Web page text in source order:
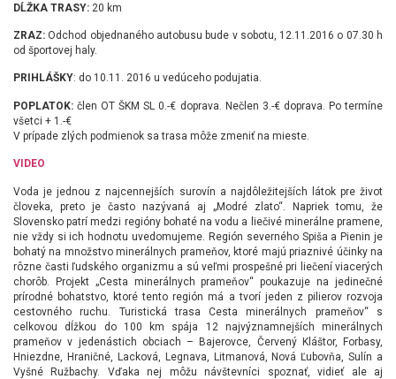
DĹŽKA TRASY: 20 km
ZRAZ: Odchod objednaného autobusu bude v sobotu, 12.11.2016 o 07.30 h
od športovej haly.
PRIHLÁŠKY: do 10.11. 2016 u vedúceho podujatia.
POPLATOK: člen OT ŠKM SL 0.-€ doprava. Nečlen 3.-€ doprava. Po termíne
všetci + 1.-€
V prípade zlých podmienok sa trasa môže zmeniť na mieste.
VIDEO
Voda je jednou z najcennejších surovín a najdôležitejších látok pre život
človeka, preto je často nazývaná aj „Modré zlato“. Napriek tomu, že
Slovensko patrí medzi regióny bohaté na vodu a liečivé minerálne pramene,
nie vždy si ich hodnotu uvedomujeme. Región severného Spiša a Pienin je
bohatý na množstvo minerálnych prameňov, ktoré majú priaznivé účinky na
rôzne časti ľudského organizmu a sú veľmi prospešné pri liečení viacerých
chorôb. Projekt „Cesta minerálnych prameňov“ poukazuje na jedinečné
prírodné bohatstvo, ktoré tento región má a tvorí jeden z pilierov rozvoja
cestovného ruchu. Turistická trasa Cesta minerálnych prameňov“ s
celkovou dĺžkou do 100 km spája 12 najvýznamnejších minerálnych
prameňov v jedenástich obciach – Bajerovce, Červený Kláštor, Forbasy,
Hniezdne, Hraničné, Lacková, Legnava, Litmanová, Nová Ľubovňa, Sulín a
Vyšné Ružbachy. Vďaka nej môžu návštevníci spoznať, vidieť ale aj